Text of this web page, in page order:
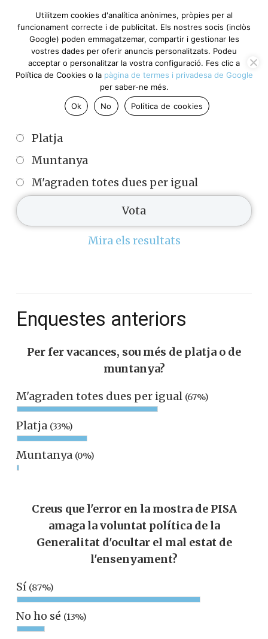
Enquesta actual
Per fer vacances, sou més de platja o de
muntanya?
Platja
Muntanya
M'agraden totes dues per igual
Mira els resultats
Enquestes anteriors
Per fer vacances, sou més de platja o de
muntanya?
M'agraden totes dues per igual (67%)
Platja (33%)
Muntanya (0%)
Creus que l'error en la mostra de PISA
amaga la voluntat política de la
Generalitat d'ocultar el mal estat de
l'ensenyament?
Sí (87%)
No ho sé (13%)
Utilitzem cookies d'analítica anònimes, pròpies per al
funcionament correcte i de publicitat. Els nostres socis (inclòs
Google) poden emmagatzemar, compartir i gestionar les
vostres dades per oferir anuncis personalitzats. Podeu
acceptar o personalitzar la vostra configuració. Fes clic a
Política de Cookies o la pàgina de termes i privadesa de Google
per saber-ne més.
Ok
No Política de cookies